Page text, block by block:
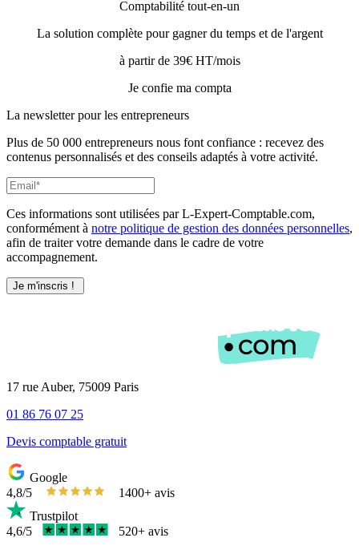
Comptabilité tout-en-un
La solution complète pour gagner du temps et de l'argent
à partir de 39€ HT/mois
Je confie ma compta
La newsletter pour les entrepreneurs
Plus de 50 000 entrepreneurs nous font confiance : recevez des
contenus personnalisés et des conseils adaptés à votre activité.
Ces informations sont utilisées par L-Expert-Comptable.com,
conformément à notre politique de gestion des données personnelles,
afin de traiter votre demande dans le cadre de votre
accompagnement.
17 rue Auber, 75009 Paris
01 86 76 07 25
Devis comptable gratuit
Google
4,8/5
1400+ avis
Trustpilot
4,6/5
520+ avis